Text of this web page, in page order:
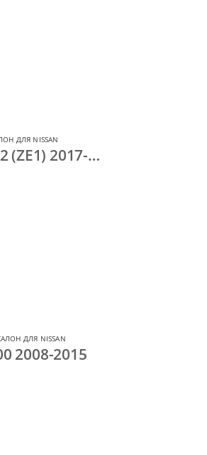
ДЛЯ NISSAN
(ZE1) 2017-…
ДЛЯ NISSAN
2008-2015